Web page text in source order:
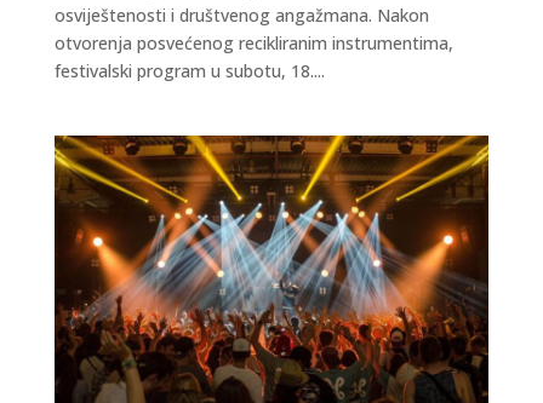
osviještenosti i društvenog angažmana. Nakon
otvorenja posvećenog recikliranim instrumentima,
festivalski program u subotu, 18....